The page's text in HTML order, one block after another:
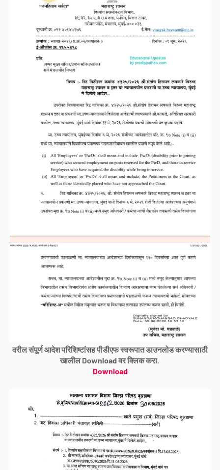
वरील संपूर्ण आदेश परिशिष्टांसह पीडीएफ स्वरूपात डाउनलोड करण्यासाठी
खालील Download वर क्लिक करा.
Download